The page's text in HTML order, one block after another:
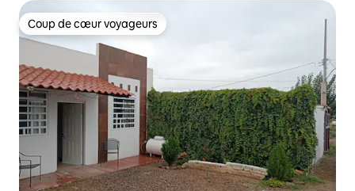
Coup de cœur voyageurs
Coup de cœur voyageurs